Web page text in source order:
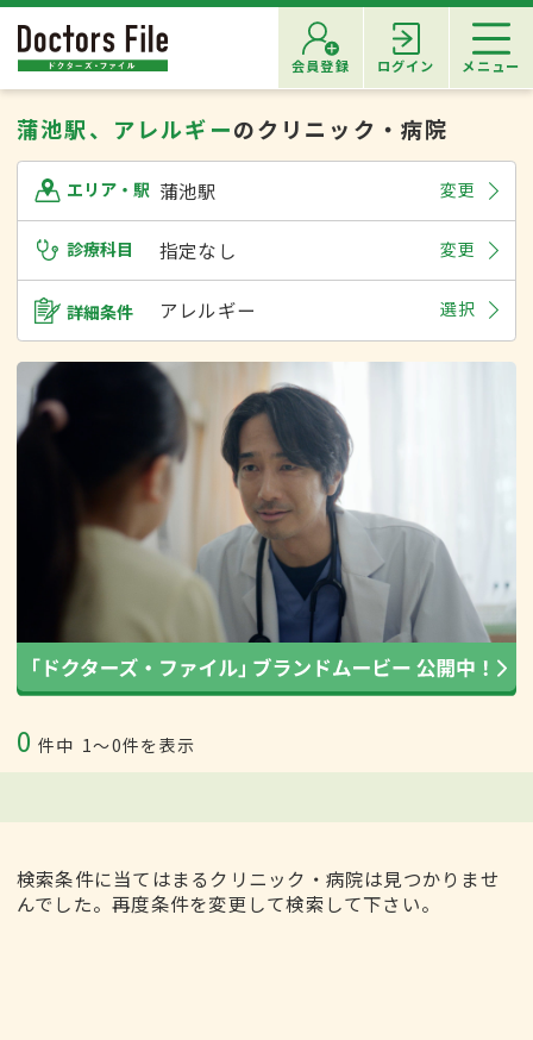
会員登録 ログイン メニュー
蒲池駅、アレルギーのクリニック・病院
エリア・駅 蒲池駅 変更
診療科目 指定なし 変更
詳細条件 アレルギー 選択
0 件中 1〜0件を表示
検索条件に当てはまるクリニック・病院は見つかりませ
んでした。再度条件を変更して検索して下さい。